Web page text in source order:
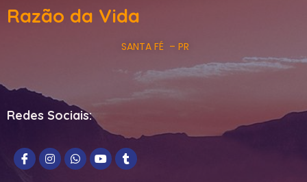
Razão da Vida
SANTA FÉ – PR
Redes Sociais: